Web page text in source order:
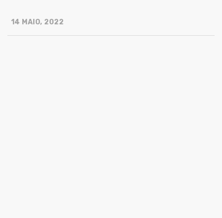
14 MAIO, 2022